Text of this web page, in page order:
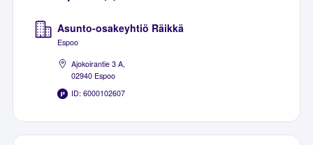
Asunto-osakeyhtiö Räikkä
Espoo
Ajokoirantie 3 A,
02940 Espoo
ID: 6000102607